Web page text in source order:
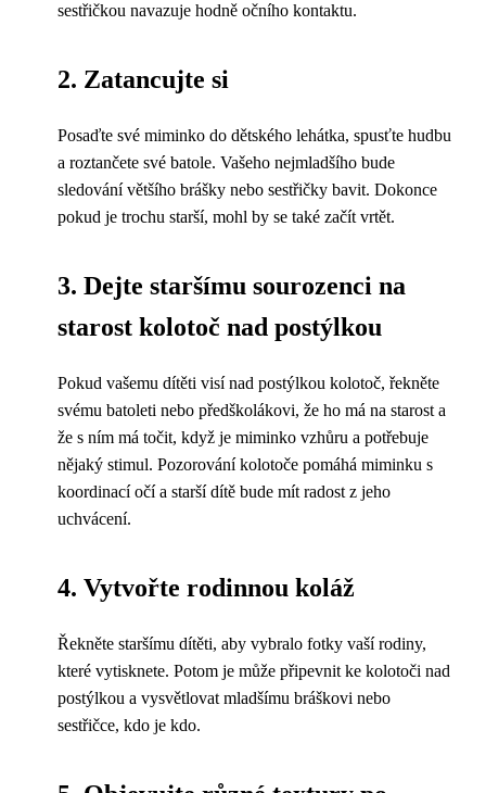
sestřičkou navazuje hodně očního kontaktu.
2. Zatancujte si
Posaďte své miminko do dětského lehátka, spusťte hudbu
a roztančete své batole. Vašeho nejmladšího bude
sledování většího brášky nebo sestřičky bavit. Dokonce
pokud je trochu starší, mohl by se také začít vrtět.
3. Dejte staršímu sourozenci na
starost kolotoč nad postýlkou
Pokud vašemu dítěti visí nad postýlkou kolotoč, řekněte
svému batoleti nebo předškolákovi, že ho má na starost a
že s ním má točit, když je miminko vzhůru a potřebuje
nějaký stimul. Pozorování kolotoče pomáhá miminku s
koordinací očí a starší dítě bude mít radost z jeho
uchvácení.
4. Vytvořte rodinnou koláž
Řekněte staršímu dítěti, aby vybralo fotky vaší rodiny,
které vytisknete. Potom je může připevnit ke kolotoči nad
postýlkou a vysvětlovat mladšímu bráškovi nebo
sestřičce, kdo je kdo.